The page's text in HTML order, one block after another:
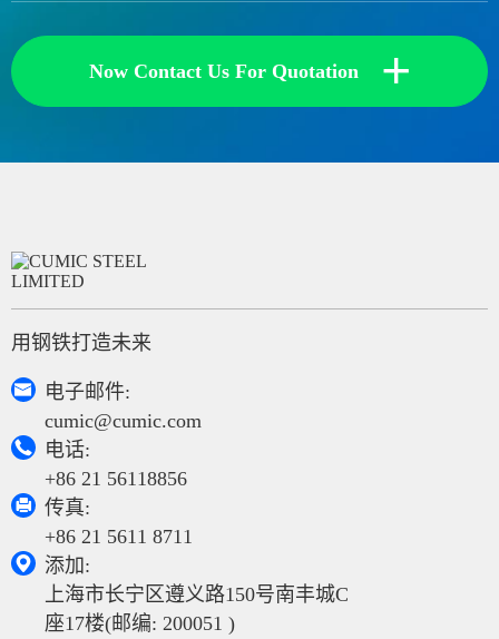
Now Contact Us For Quotation +
用钢铁打造未来

电子邮件:
cumic@cumic.com

电话:
+86 21 56118856

传真:
+86 21 5611 8711

添加:
上海市长宁区遵义路150号南丰城C
座17楼(邮编: 200051 )